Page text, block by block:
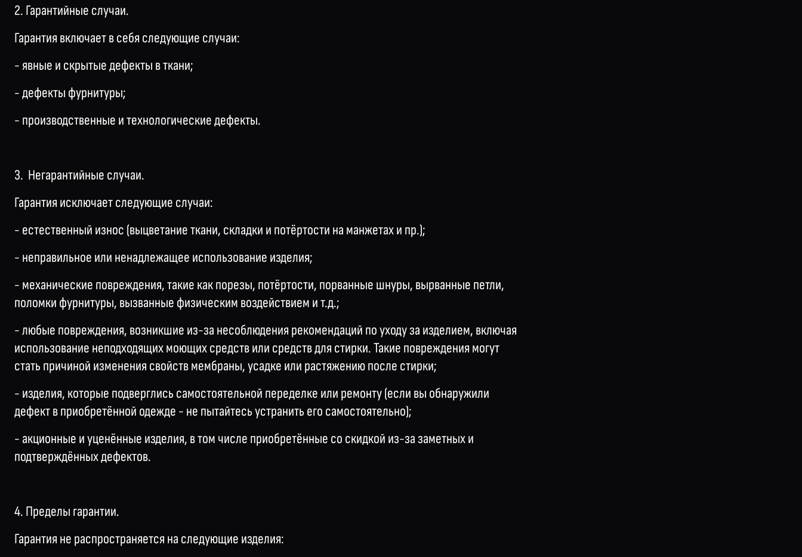
2. Гарантийные случаи.
Гарантия включает в себя следующие случаи:
- явные и скрытые дефекты в ткани;
- дефекты фурнитуры;
- производственные и технологические дефекты.
3. Негарантийные случаи.
Гарантия исключает следующие случаи:
- естественный износ (выцветание ткани, складки и потёртости на манжетах и пр.);
- неправильное или ненадлежащее использование изделия;
- механические повреждения, такие как порезы, потёртости, порванные шнуры, вырванные петли,
поломки фурнитуры, вызванные физическим воздействием и т.д.;
- любые повреждения, возникшие из-за несоблюдения рекомендаций по уходу за изделием, включая
использование неподходящих моющих средств или средств для стирки. Такие повреждения могут
стать причиной изменения свойств мембраны, усадке или растяжению после стирки;
- изделия, которые подверглись самостоятельной переделке или ремонту (если вы обнаружили
дефект в приобретённой одежде - не пытайтесь устранить его самостоятельно);
- акционные и уценённые изделия, в том числе приобретённые со скидкой из-за заметных и
подтверждённых дефектов.
4. Пределы гарантии.
Гарантия не распространяется на следующие изделия: